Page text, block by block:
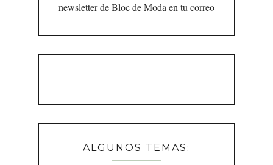
newsletter de Bloc de Moda en tu correo
ALGUNOS TEMAS: